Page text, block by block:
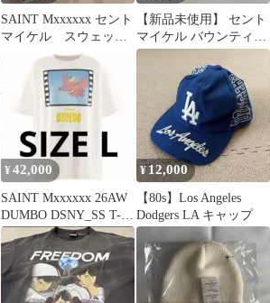
SAINT Mxxxxxx セント
マイケル スウェット
ショーツ リボンロゴ
【新品未使用】 セント
マイケル バウンティハ
ンター コラボ ソックス
¥ 42,000
SAINT Mxxxxxx 26AW
DUMBO DSNY_SS T-
SHIRT
¥12,000
【80s】Los Angeles
Dodgers LA キャップ